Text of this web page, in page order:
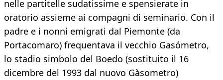
nelle partitelle sudatissime e spensierate in
oratorio assieme ai compagni di seminario. Con il
padre e i nonni emigrati dal Piemonte (da
Portacomaro) frequentava il vecchio Gasómetro,
lo stadio simbolo del Boedo (sostituito il 16
dicembre del 1993 dal nuovo Gàsometro)